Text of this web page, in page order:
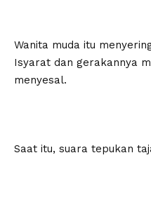
Wanita muda itu
Isyarat dan gerakannya
menyesal.
Saat itu, suara tepukan